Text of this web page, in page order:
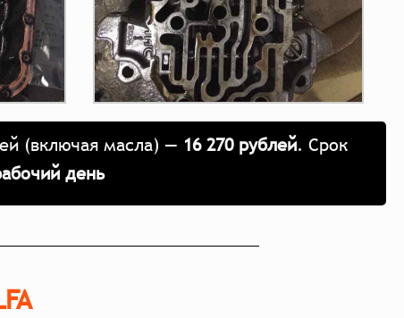
(включая масла) — 16 270 рублей. Срок
день